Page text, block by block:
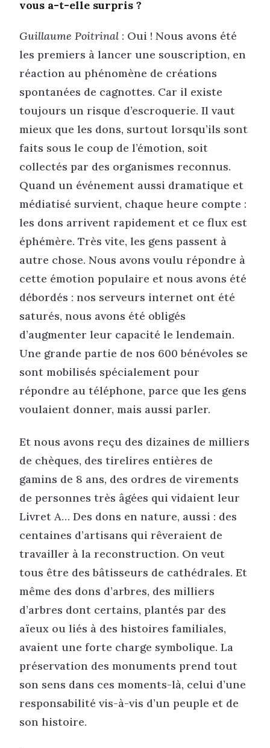
vous a-t-elle surpris ?
Guillaume Poitrinal : Oui ! Nous avons été
les premiers à lancer une souscription, en
réaction au phénomène de créations
spontanées de cagnottes. Car il existe
toujours un risque d’escroquerie. Il vaut
mieux que les dons, surtout lorsqu’ils sont
faits sous le coup de l’émotion, soit
collectés par des organismes reconnus.
Quand un événement aussi dramatique et
médiatisé survient, chaque heure compte :
les dons arrivent rapidement et ce flux est
éphémère. Très vite, les gens passent à
autre chose. Nous avons voulu répondre à
cette émotion populaire et nous avons été
débordés : nos serveurs internet ont été
saturés, nous avons été obligés
d’augmenter leur capacité le lendemain.
Une grande partie de nos 600 bénévoles se
sont mobilisés spécialement pour
répondre au téléphone, parce que les gens
voulaient donner, mais aussi parler.
Et nous avons reçu des dizaines de milliers
de chèques, des tirelires entières de
gamins de 8 ans, des ordres de virements
de personnes très âgées qui vidaient leur
Livret A… Des dons en nature, aussi : des
centaines d’artisans qui rêveraient de
travailler à la reconstruction. On veut
tous être des bâtisseurs de cathédrales. Et
même des dons d’arbres, des milliers
d’arbres dont certains, plantés par des
aïeux ou liés à des histoires familiales,
avaient une forte charge symbolique. La
préservation des monuments prend tout
son sens dans ces moments-là, celui d’une
responsabilité vis-à-vis d’un peuple et de
son histoire.